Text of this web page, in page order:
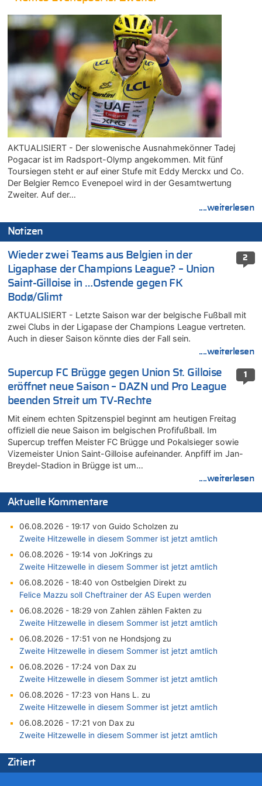
AKTUALISIERT - Der slowenische Ausnahmekönner Tadej
Pogacar ist im Radsport-Olymp angekommen. Mit fünf
Toursiegen steht er auf einer Stufe mit Eddy Merckx und Co.
Der Belgier Remco Evenepoel wird in der Gesamtwertung
Zweiter. Auf der…
....weiterlesen
Notizen
2
Wieder zwei Teams aus Belgien in der
Ligaphase der Champions League? – Union
Saint-Gilloise in …Ostende gegen FK
Bodø/Glimt
AKTUALISIERT - Letzte Saison war der belgische Fußball mit
zwei Clubs in der Ligapase der Champions League vertreten.
Auch in dieser Saison könnte dies der Fall sein.
....weiterlesen
1
Supercup FC Brügge gegen Union St. Gilloise
eröffnet neue Saison – DAZN und Pro League
beenden Streit um TV-Rechte
Mit einem echten Spitzenspiel beginnt am heutigen Freitag
offiziell die neue Saison im belgischen Profifußball. Im
Supercup treffen Meister FC Brügge und Pokalsieger sowie
Vizemeister Union Saint-Gilloise aufeinander. Anpfiff im Jan-
Breydel-Stadion in Brügge ist um…
....weiterlesen
Aktuelle Kommentare
06.08.2026 - 19:17 von Guido Scholzen zu
Zweite Hitzewelle in diesem Sommer ist jetzt amtlich
06.08.2026 - 19:14 von JoKrings zu
Zweite Hitzewelle in diesem Sommer ist jetzt amtlich
06.08.2026 - 18:40 von Ostbelgien Direkt zu
Felice Mazzu soll Cheftrainer der AS Eupen werden
06.08.2026 - 18:29 von Zahlen zählen Fakten zu
Zweite Hitzewelle in diesem Sommer ist jetzt amtlich
06.08.2026 - 17:51 von ne Hondsjong zu
Zweite Hitzewelle in diesem Sommer ist jetzt amtlich
06.08.2026 - 17:24 von Dax zu
Zweite Hitzewelle in diesem Sommer ist jetzt amtlich
06.08.2026 - 17:23 von Hans L. zu
Zweite Hitzewelle in diesem Sommer ist jetzt amtlich
06.08.2026 - 17:21 von Dax zu
Zweite Hitzewelle in diesem Sommer ist jetzt amtlich
FIFA-Spitze demonstriert Einigkeit trotz Kritik und neuer
Vorwürfe gegen Präsident Gianni Infantino
Zitiert